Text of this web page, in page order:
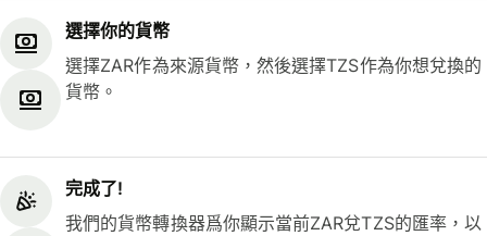
選擇你的貨幣
選擇ZAR作為來源貨幣，然後選擇TZS作為你想兌換的
貨幣。
完成了!
我們的貨幣轉換器爲你顯示當前ZAR兌TZS的匯率，以